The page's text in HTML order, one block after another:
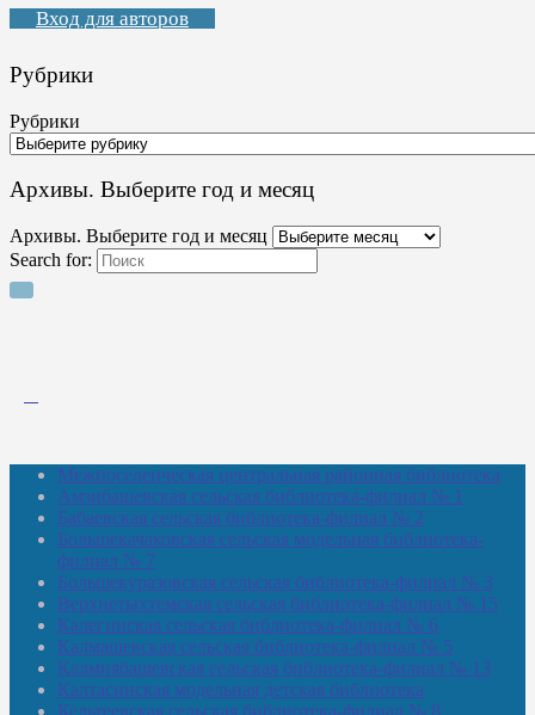
Вход для авторов
Рубрики
Рубрики
Архивы. Выберите год и месяц
Архивы. Выберите год и месяц
Search for:
Межпоселенческая центральная районная библиотека
Амзибашевская сельская библиотека-филиал № 1
Бабаевская сельская библиотека-филиал № 2
Большекачаковская сельская модельная библиотека-
филиал № 7
Большекуразовская сельская библиотека-филиал № 3
Верхнетыхтемская сельская библиотека-филиал № 15
Калегинская сельская библиотека-филиал № 6
Калмашевская сельская библиотека-филиал № 5
Калмиябашевская сельская библиотека-филиал № 13
Калтасинская модельная детская библиотека